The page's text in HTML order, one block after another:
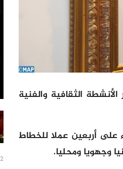
الثقافية والفنية
الجاري، الضوء على أربعين عملا للخطاط
وجهويا ومحليا.
2 ساعتين منذ